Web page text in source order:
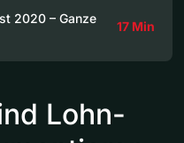
2020 – Ganze
17 Min
Lohn-